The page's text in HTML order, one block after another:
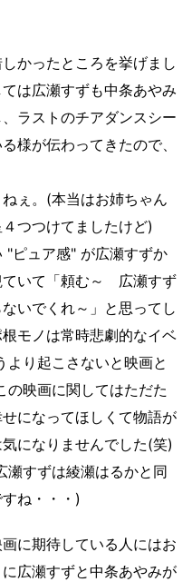
かったところを挙げまし
は広瀬すずも中条あやみ
ラストのチアダンスシー
様が伝わってきたので、
ぇ。(本当はお姉ちゃん
つつけてましたけど)
ピュア感" が広瀬すずか
ていて「頼む～ 広瀬すず
いでくれ～」と思ってし
モノは常時悲劇的なイベ
より起こさないと映画と
の映画に関してはただた
になってほしくて物語が
になりませんでした(笑)
すずは綾瀬はるかと同
ね・・・)
に期待している人にはお
広瀬すずと中条あやみが